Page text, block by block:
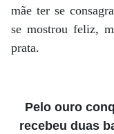
mãe ter se
se mostrou feliz,
prata.
Pelo ouro
recebeu duas